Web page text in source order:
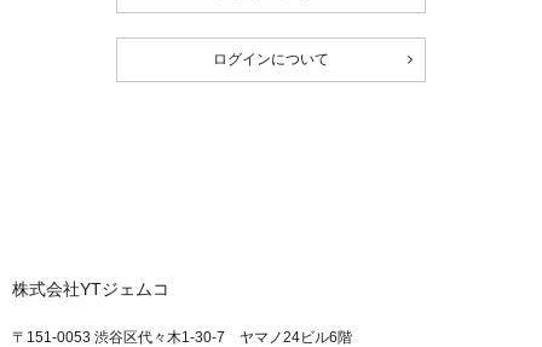
ログインについて
株式会社YTジェムコ
〒151-0053 渋谷区代々木1-30-7 ヤマノ24ビル6階